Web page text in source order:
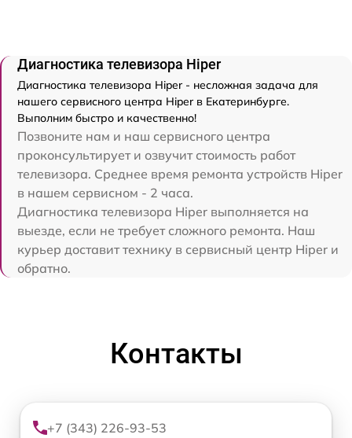
Диагностика телевизора Hiper
Диагностика телевизора Hiper - несложная задача для
нашего сервисного центра Hiper в Екатеринбурге.
Выполним быстро и качественно!
Позвоните нам и наш сервисного центра
проконсультирует и озвучит стоимость работ
телевизора. Среднее время ремонта устройств Hiper
в нашем сервисном - 2 часа.
Диагностика телевизора Hiper выполняется на
выезде, если не требует сложного ремонта. Наш
курьер доставит технику в сервисный центр Hiper и
обратно.
Контакты
+7 (343) 226-93-53